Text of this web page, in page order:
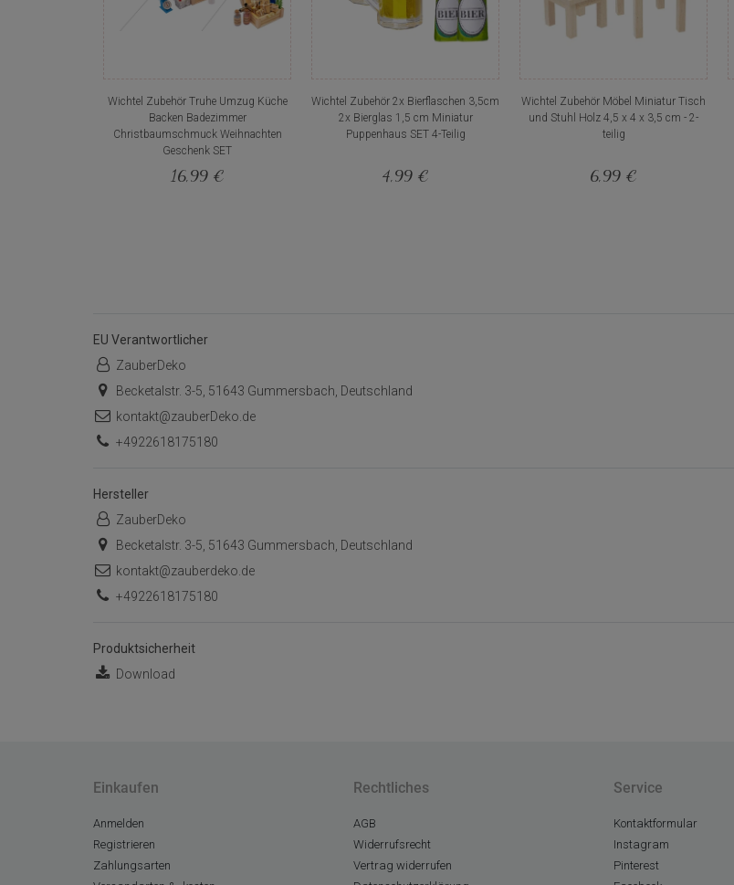
Wichtel Zubehör Truhe Umzug Küche
Backen Badezimmer
Christbaumschmuck Weihnachten
Geschenk SET
16,99 €
Wichtel Zubehör 2x Bierflaschen 3,5cm
2x Bierglas 1,5 cm Miniatur
Puppenhaus SET 4-Teilig
4,99 €
Wichtel Zubehör Möbel Miniatur Tisch
und Stuhl Holz 4,5 x 4 x 3,5 cm - 2-
teilig
6,99 €
EU Verantwortlicher
ZauberDeko
Becketalstr. 3-5, 51643 Gummersbach, Deutschland
kontakt@zauberDeko.de
+4922618175180
Hersteller
ZauberDeko
Becketalstr. 3-5, 51643 Gummersbach, Deutschland
kontakt@zauberdeko.de
+4922618175180
Produktsicherheit
Download
Einkaufen
Anmelden
Registrieren
Zahlungsarten
Rechtliches
AGB
Widerrufsrecht
Vertrag widerrufen
Service
Kontaktformular
Instagram
Pinterest